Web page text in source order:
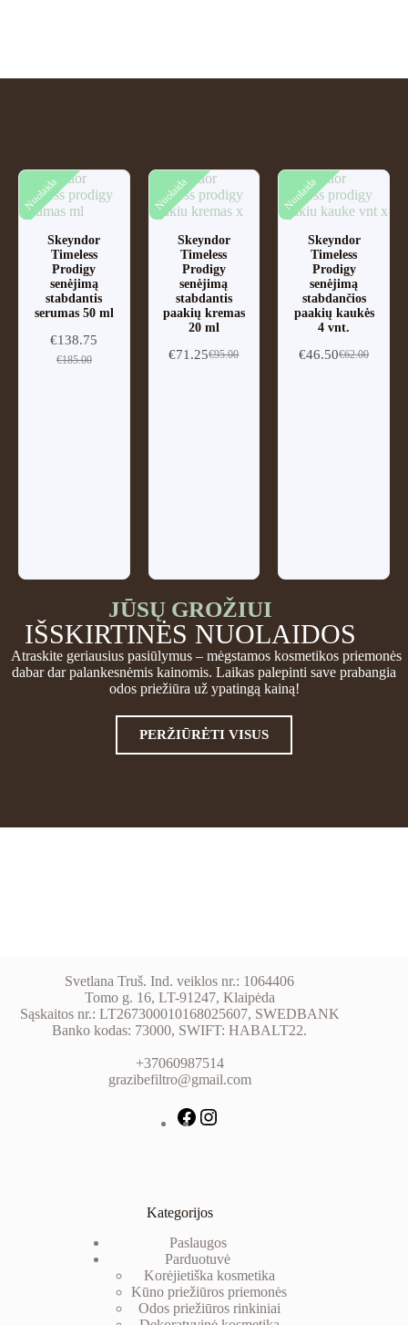
Nuolaida
Skeyndor
Timeless
Prodigy
senėjimą
stabdantis
serumas 50 ml
€185.00
€138.75
Nuolaida
Skeyndor
Timeless
Prodigy
senėjimą
stabdantis
paakių kremas
20 ml
€95.00
€71.25
Nuolaida
Skeyndor
Timeless
Prodigy
senėjimą
stabdančios
paakių kaukės
4 vnt.
€62.00
€46.50
JŪSŲ GROŽIUI
IŠSKIRTINĖS NUOLAIDOS
Atraskite geriausius pasiūlymus – mėgstamos kosmetikos priemonės
dabar dar palankesnėmis kainomis. Laikas palepinti save prabangia
odos priežiūra už ypatingą kainą!
PERŽIŪRĖTI VISUS
Svetlana Truš. Ind. veiklos nr.: 1064406
Tomo g. 16, LT-91247, Klaipėda
Sąskaitos nr.: LT267300010168025607, SWEDBANK
Banko kodas: 73000, SWIFT: HABALT22.
+37060987514
grazibefiltro@gmail.com
Kategorijos
Paslaugos
Parduotuvė
Korėjietiška kosmetika
Kūno priežiūros priemonės
Odos priežiūros rinkiniai